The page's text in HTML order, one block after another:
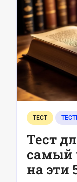
ТЕСТ
Тест
самый
на эти